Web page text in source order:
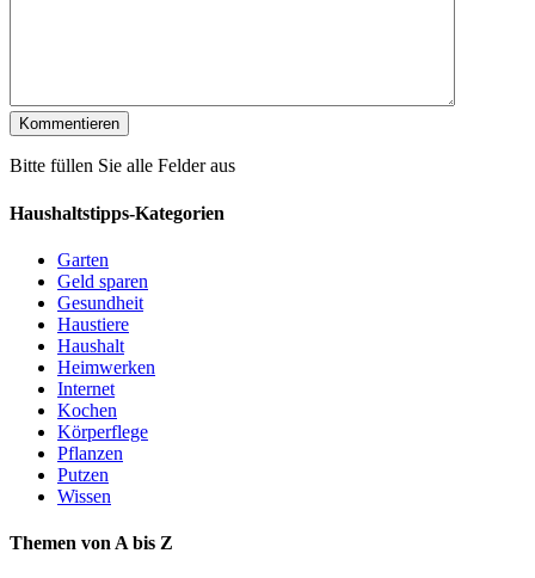
Bitte füllen Sie alle Felder aus
Haushaltstipps-Kategorien
Garten
Geld sparen
Gesundheit
Haustiere
Haushalt
Heimwerken
Internet
Kochen
Körperflege
Pflanzen
Putzen
Wissen
Themen von A bis Z